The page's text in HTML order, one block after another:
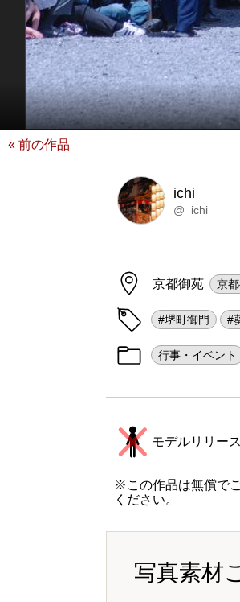
« 前の作品
ichi
@_ichi
京都御苑 京
#堺町御門 #
行事・イベント
モデルリリー
※この作品は無償で
ください。
写真素材